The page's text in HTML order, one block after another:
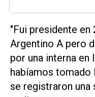
"Fui presidente en
Argentino A pero
por una interna
habíamos tomado
se registraron